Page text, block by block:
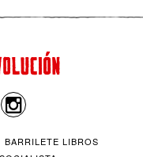
BARRILETE LIBROS